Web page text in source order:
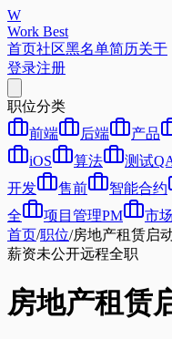
W
Work Best
首页社区黑名单简历关于
登录注册
职位分类
前端
后端 产品
iOS
算法 测试
开发
售前 智能合约
全
项目管理PM 市
首页/职位/房地产租赁启
薪资未公开远程全职
房地产租赁